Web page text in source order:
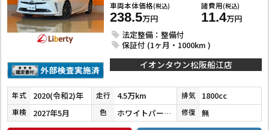
車両本体価格(税込)
238.5万円
諸費用(税込)
11.4万円
法定整備：整備付
保証付 (1ヶ月・1000km )
イオンタウン松阪船江店
年式 2020(令和2)年 走行 4.5万km 排気 1800cc
車検 2027年5月 色 ホワイトパールクリスタルシャイン 修復 無